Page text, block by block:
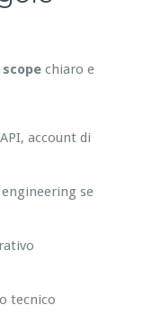
scopechiaro e
account di
se
tecnico